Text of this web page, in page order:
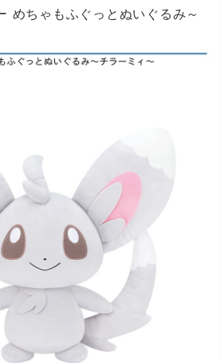
めちゃもふぐっとぬいぐるみ～